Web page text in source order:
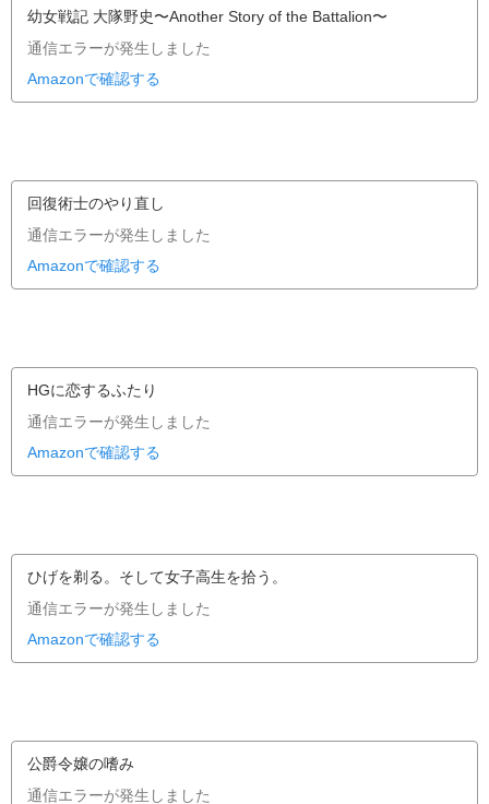
幼女戦記 大隊野史〜Another Story of the Battalion〜
通信エラーが発生しました
Amazonで確認する
回復術士のやり直し
通信エラーが発生しました
Amazonで確認する
HGに恋するふたり
通信エラーが発生しました
Amazonで確認する
ひげを剃る。そして女子高生を拾う。
通信エラーが発生しました
Amazonで確認する
公爵令嬢の嗜み
通信エラーが発生しました